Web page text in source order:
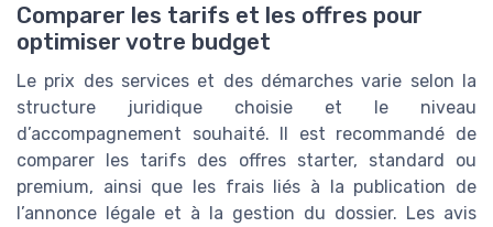
Comparer les tarifs et les offres pour
optimiser votre budget
Le prix des services et des démarches varie selon la
structure juridique choisie et le niveau
d’accompagnement souhaité. Il est recommandé de
comparer les tarifs des offres starter, standard ou
premium, ainsi que les frais liés à la publication de
l’annonce légale et à la gestion du dossier. Les avis